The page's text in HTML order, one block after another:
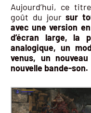
Aujourd’hui, ce
goût du joursur
avec une version
d’écran large, la
analogique, un
venus, un
nouvelle bande-son.